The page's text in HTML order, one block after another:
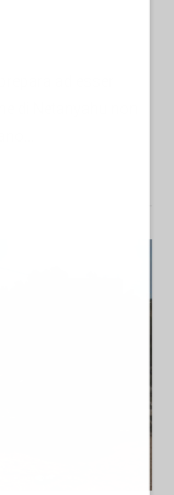
di Netanyahu non